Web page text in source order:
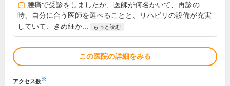
腰痛で受診をしましたが、医師が何名かいて、再診の
時、自分に合う医師を選べることと、リハビリの設備が充実
していて、きめ細か...
もっと読む
この医院の詳細をみる
アクセス数※